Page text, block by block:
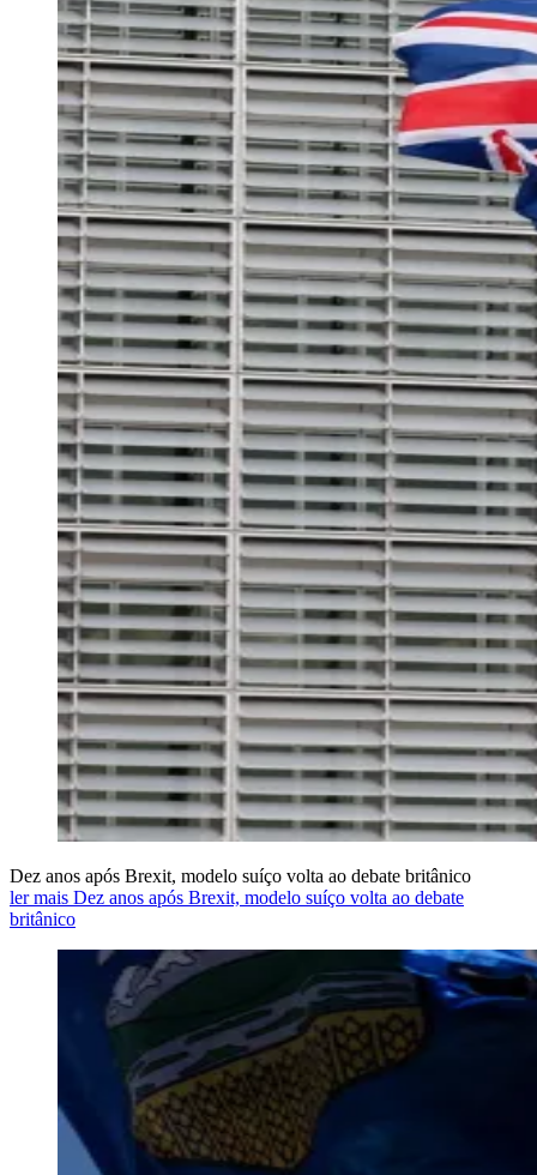
Dez anos após Brexit, modelo suíço volta ao debate britânico
ler mais Dez anos após Brexit, modelo suíço volta ao debate
britânico